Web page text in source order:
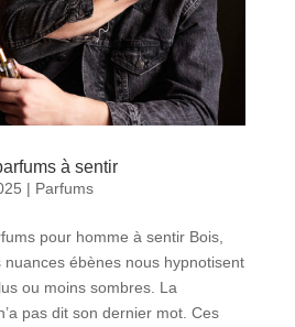
à sentir
| Parfums
pour homme à sentir Bois,
ébènes nous hypnotisent
ou moins sombres. La
pas dit son dernier mot. Ces